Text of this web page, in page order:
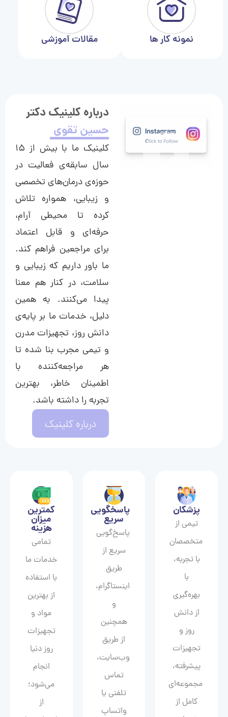
نمونه کار ها مقالات آموزشی
درباره کلینیک دکتر
حسین تقوی
کلینیک ما با بیش از ۱۵
سال سابقه‌ی فعالیت در
حوزه‌ی درمان‌های تخصصی
و زیبایی، همواره تلاش
کرده تا محیطی آرام،
حرفه‌ای و قابل اعتماد
برای مراجعین فراهم کند.
ما باور داریم که زیبایی و
سلامت، در کنار هم معنا
پیدا می‌کنند. به همین
دلیل، خدمات ما بر پایه‌ی
دانش روز، تجهیزات مدرن
و تیمی مجرب بنا شده تا
هر مراجعه‌کننده با
اطمینان خاطر، بهترین
تجربه را داشته باشد.
درباره کلینیک
پزشکان
تیمی از
متخصصان
با تجربه،
با
بهره‌گیری
از دانش
روز و
تجهیزات
پیشرفته،
مجموعه‌ای
کامل از
پاسخگویی
سریع
پاسخ‌گویی
سریع از
طریق
اینستاگرام،
و
همچنین
از طریق
وب‌سایت،
تماس
تلفنی یا
واتساپ
کمترین
میزان
هزینه
تمامی
خدمات ما
با استفاده
از بهترین
مواد و
تجهیزات
روز دنیا
انجام
می‌شود؛
از